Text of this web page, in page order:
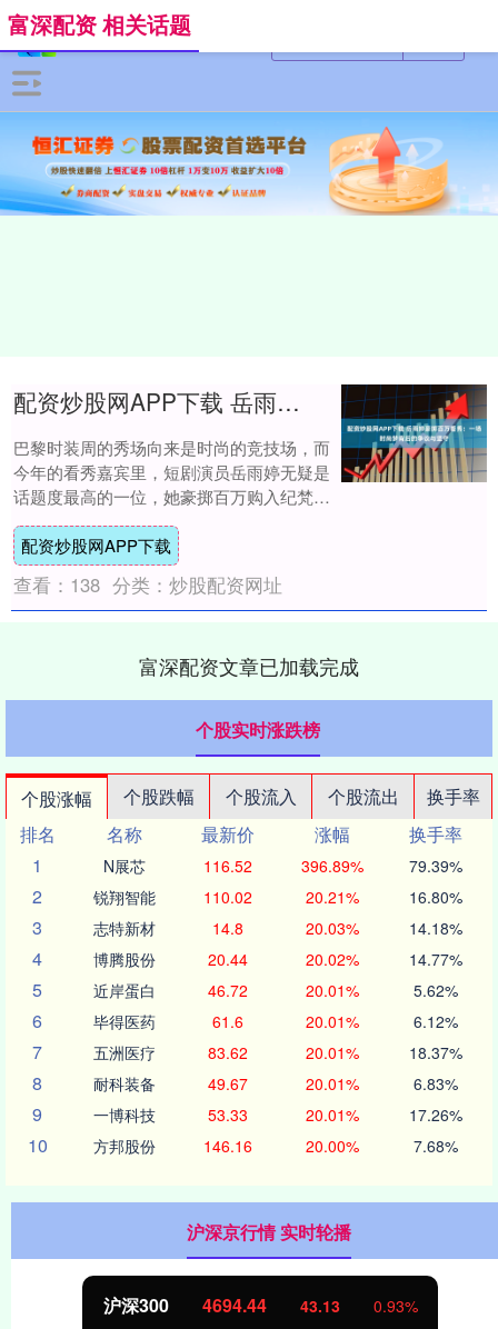
富深配资 相关话题
配资炒股网APP下载 岳雨婷豪掷百万看秀：一场时尚梦背后的争议与坚守
巴黎时装周的秀场向来是时尚的竞技场，而
今年的看秀嘉宾里，短剧演员岳雨婷无疑是
话题度最高的一位，她豪掷百万购入纪梵希
大秀入场资格，原计划出席巴尔曼秀场却遭
拒，随后....
配资炒股网APP下载
查看： 138 分类： 炒股配资网址
富深配资文章已加载完成
个股实时涨跌榜
个股涨幅 个股跌幅 个股流入 个股流出
换手率
排名
名称 最新价 涨幅
换手率
1
N展芯 116.52 396.89% 79.39%
2 锐翔智能 110.02 20.21% 16.80%
3 志特新材 14.8 20.03% 14.18%
4 博腾股份 20.44 20.02% 14.77%
5 近岸蛋白 46.72 20.01% 5.62%
6 毕得医药 61.6 20.01% 6.12%
7 五洲医疗 83.62 20.01% 18.37%
8 耐科装备 49.67 20.01% 6.83%
9 一博科技 53.33 20.01% 17.26%
10 方邦股份 146.16 20.00% 7.68%
沪深京行情 实时轮播
4694.44 43.13 0.93%